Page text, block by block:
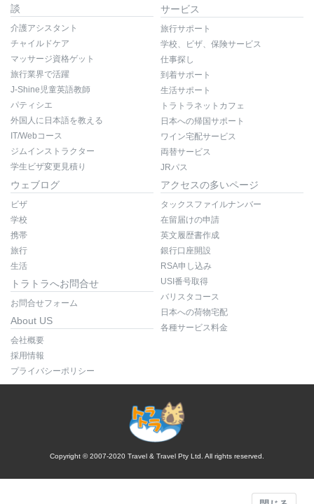
談
介護アシスタント
チャイルドケア
マッサージ資格ゲット
旅行業界で活躍
J-Shine児童英語教師
パティシエ
外国人に日本語を教える
IT/Webコース
ジムインストラクター
学生ビザ変更見積り
サービス
旅行サポート
学校、ビザ、保険サービス
仕事探し
到着サポート
生活サポート
トラトラネットカフェ
日本への帰国サポート
ワイン宅配サービス
両替サービス
JRパス
ウェブログ
ビザ
学校
携帯
旅行
生活
トラトラへお問合せ
お問合せフォーム
About US
会社概要
採用情報
プライバシーポリシー
アクセスの多いページ
タックスファイルナンバー
在留届けの申請
英文履歴書作成
銀行口座開設
RSA申し込み
USI番号取得
バリスタコース
日本への荷物宅配
各種サービス料金
Copyright © 2007-2020 Travel & Travel Pty Ltd. All rights reserved.